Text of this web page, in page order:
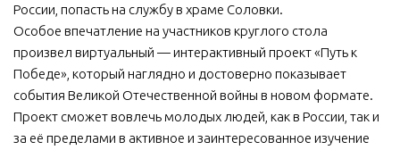
России, попасть на службу в храме Соловки.
Особое впечатление на участников круглого стола
произвел виртуальный — интерактивный проект «Путь к
Победе», который наглядно и достоверно показывает
события Великой Отечественной войны в новом формате.
Проект сможет вовлечь молодых людей, как в России, так и
за её пределами в активное и заинтересованное изучение